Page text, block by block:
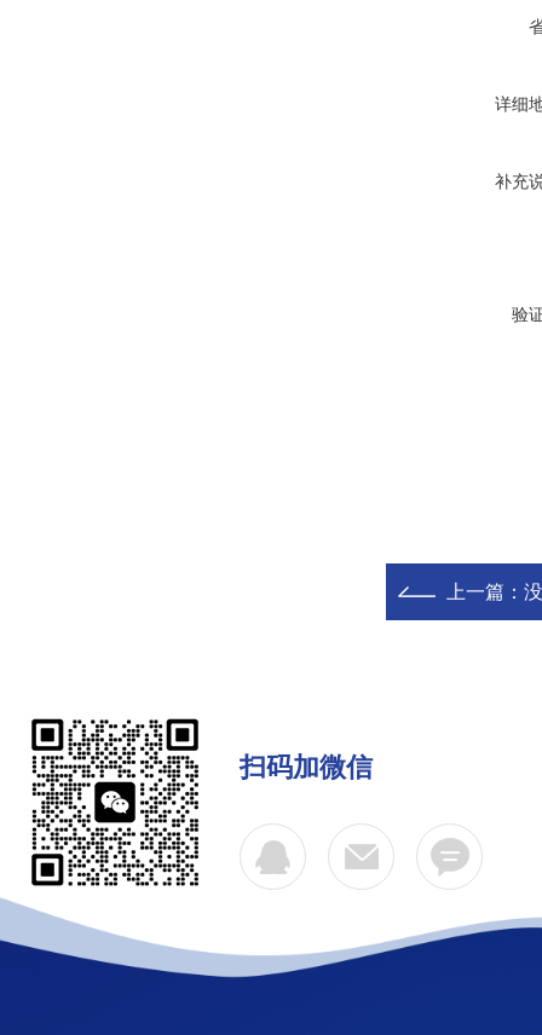
详细
补充
验
上一篇：
扫码加微信